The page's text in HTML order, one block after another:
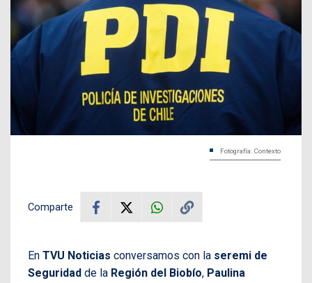
Fotografía: Contexto
Comparte
En TVU Noticias conversamos con la seremi de
Seguridad de la Región del Biobío, Paulina